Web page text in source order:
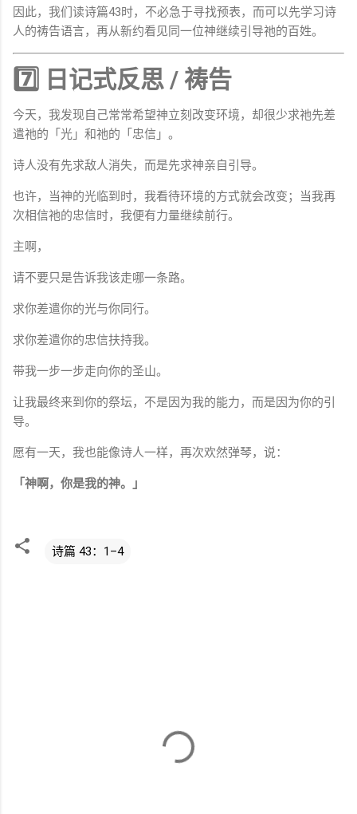
因此，我们读诗篇43时，不必急于寻找预表，而可以先学习诗
人的祷告语言，再从新约看见同一位神继续引导祂的百姓。
7️⃣ 日记式反思 / 祷告
今天，我发现自己常常希望神立刻改变环境，却很少求祂先差
遣祂的「光」和祂的「忠信」。
诗人没有先求敌人消失，而是先求神亲自引导。
也许，当神的光临到时，我看待环境的方式就会改变；当我再
次相信祂的忠信时，我便有力量继续前行。
主啊，
请不要只是告诉我该走哪一条路。
求你差遣你的光与你同行。
求你差遣你的忠信扶持我。
带我一步一步走向你的圣山。
让我最终来到你的祭坛，不是因为我的能力，而是因为你的引
导。
愿有一天，我也能像诗人一样，再次欢然弹琴，说：
「神啊，你是我的神。」
诗篇 43：1–4